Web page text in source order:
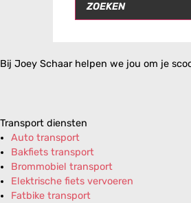
ZOEKEN
Bij Joey Schaar helpen we jou om je
Transport diensten
Auto transport
Bakfiets transport
Brommobiel transport
Elektrische fiets vervoeren
Fatbike transport